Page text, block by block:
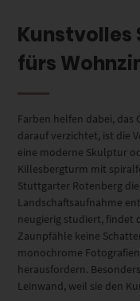
fürs
Farben helfen dabei, das
darauf verzichtet, ist die
eine moderne Skulptur
Killesbergturm mit
Stuttgarter Rotenberg
Landschaftsaufnahme
neugierig studiert, findet
Zaunpfähle keine
monochrome
herausfordern.
Leinwand, weil sie den